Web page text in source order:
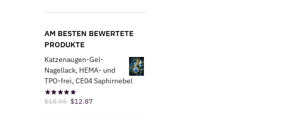
AM BESTEN BEWERTETE
PRODUKTE
Katzenaugen-Gel-
Nagellack, HEMA- und
TPO-frei, CE04 Saphirnebel
$18.55 Der
$12.87